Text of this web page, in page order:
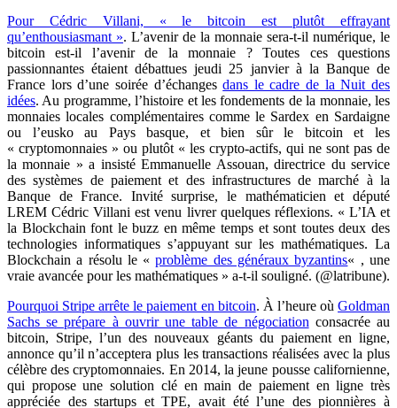
Pour Cédric Villani, « le bitcoin est plutôt effrayant
qu’enthousiasmant ». L’avenir de la monnaie sera-t-il numérique, le
bitcoin est-il l’avenir de la monnaie ? Toutes ces questions
passionnantes étaient débattues jeudi 25 janvier à la Banque de
France lors d’une soirée d’échangesdans le cadre de la Nuit des
idées. Au programme, l’histoire et les fondements de la monnaie, les
monnaies locales complémentaires comme le Sardex en Sardaigne
ou l’eusko au Pays basque, et bien sûr le bitcoin et les
« cryptomonnaies » ou plutôt « les crypto-actifs, qui ne sont pas de
la monnaie » a insisté Emmanuelle Assouan, directrice du service
des systèmes de paiement et des infrastructures de marché à la
Banque de France. Invité surprise, le mathématicien et député
LREM Cédric Villani est venu livrer quelques réflexions. « L’IA et
la Blockchain font le buzz en même temps et sont toutes deux des
technologies informatiques s’appuyant sur les mathématiques. La
Blockchain a résolu le «problème des généraux byzantins« , une
vraie avancée pour les mathématiques » a-t-il souligné. (@latribune).
Pourquoi Stripe arrête le paiement en bitcoin. À l’heure oùGoldman
Sachs se prépare à ouvrir une table de négociation consacrée au
bitcoin, Stripe, l’un des nouveaux géants du paiement en ligne,
annonce qu’il n’acceptera plus les transactions réalisées avec la plus
célèbre des cryptomonnaies. En 2014, la jeune pousse californienne,
qui propose une solution clé en main de paiement en ligne très
appréciée des startups et TPE, avait été l’une des pionnières à